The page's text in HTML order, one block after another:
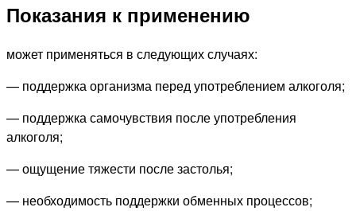
Показания к применению
может применяться в следующих случаях:
— поддержка организма перед употреблением алкоголя;
— поддержка самочувствия после употребления
алкоголя;
— ощущение тяжести после застолья;
— необходимость поддержки обменных процессов;